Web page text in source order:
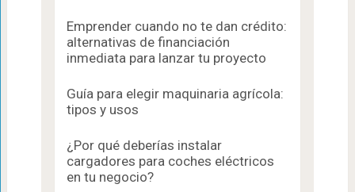
Emprender cuando no te dan crédito:
alternativas de financiación
inmediata para lanzar tu proyecto
Guía para elegir maquinaria agrícola:
tipos y usos
¿Por qué deberías instalar
cargadores para coches eléctricos
en tu negocio?